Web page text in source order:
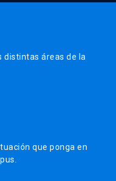
distintas áreas de la
que ponga en